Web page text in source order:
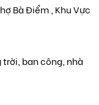
Bà Điểm , Khu Vực
trời, ban công, nhà